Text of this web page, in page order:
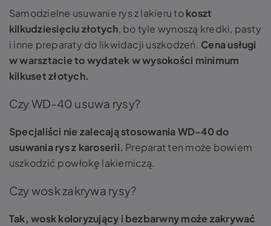
Samodzielne usuwanie rys z lakieru tokoszt
kilkudziesięciu złotych, bo tyle wynoszą kredki, pasty
i inne preparaty do likwidacji uszkodzeń. Cena usługi
w warsztacie to wydatek w wysokości minimum
kilkuset złotych.
Czy WD-40 usuwa rysy?
Specjaliści nie zalecają stosowania WD-40 do
usuwania rys z karoserii. Preparat ten może bowiem
uszkodzić powłokę lakierniczą.
Czy wosk zakrywa rysy?
Tak, wosk koloryzujący i bezbarwny może zakrywać